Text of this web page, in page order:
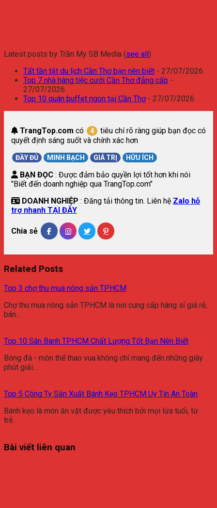
Latest posts by Trần My SB Media (see all )
Tất tần tật du lịch Cần Thơ bạn nên biết - 27/07/2026
Top 7 nhà hàng tiệc cưới Cần Thơ đẳng cấp -
27/07/2026
Top 10 quán buffet ngon tại Cần Thơ- 27/07/2026
TrangTop.com có 4
tiêu chí rõ ràng giúp bạn đọc có
quyết định sáng suốt và chính xác hơn
ĐẦY ĐỦ MINH BẠCH GIÁ TRỊ HỮU ÍCH
BẠN ĐỌC : Được đảm bảo quyền lợi tốt hơn khi nói
"Biết đến doanh nghiệp qua TrangTop.com"
DOANH NGHIỆP : Đăng tải thông tin. Liên hệ Zalo hỗ
trợ nhanh TẠI ĐÂY
Chia sẻ
Related Posts
Top 3 chợ thu mua nông sản TPHCM
Chợ thu mua nông sản TPHCM là nơi cung cấp hàng sỉ giá rẻ,
bán…
Top 10 Sân Banh TPHCM Chất Lượng Tốt Bạn Nên Biết
Bóng đá - môn thể thao vua không chỉ mang đến những giây
phút giải…
Top 5 Công Ty Sản Xuất Bánh Kẹo TPHCM Uy Tín An Toàn
Bánh kẹo là món ăn vặt được yêu thích bởi mọi lứa tuổi, từ
trẻ…
Bài viết liên quan